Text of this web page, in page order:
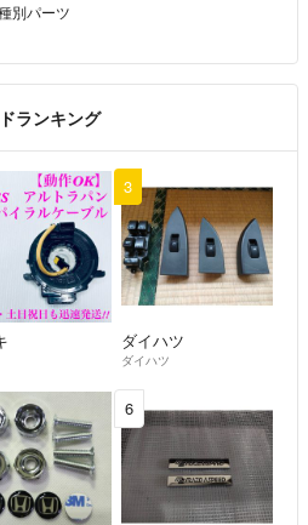
あれば9万円で構いません。
訳ないです。
。
したいわけではないのでそこまでの値
りに行けないのでよろしくお願いしま
別パーツ
ランキング
3
ダイハツ
ダイハツ
6